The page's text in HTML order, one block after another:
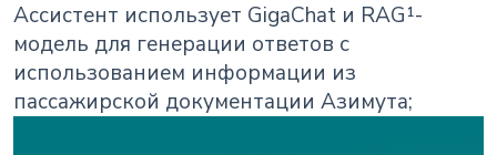
Ассистент использует GigaChat и RAG¹-
модель для генерации ответов с
использованием информации из
пассажирской документации Азимута;